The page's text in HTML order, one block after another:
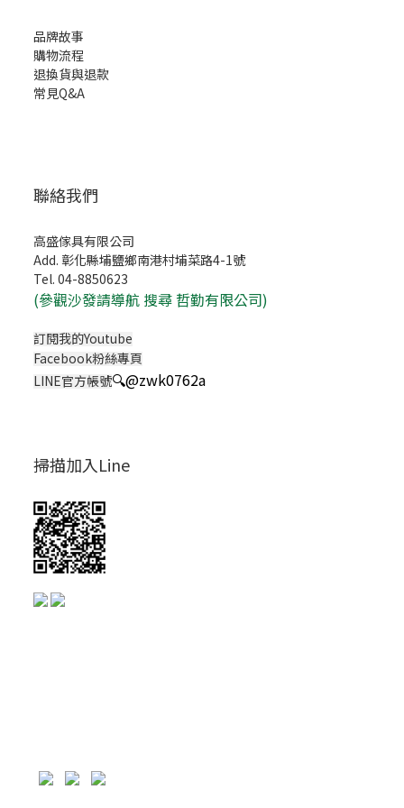
品牌故事
購物流程
退換貨與退款
常見Q&A
聯絡我們
高盛傢具有限公司
Add. 彰化縣埔鹽鄉南港村埔菜路4-1號
Tel. 04-8850623
(參觀沙發請導航 搜尋 哲勤有限公司)
訂閱我的Youtube
Facebook粉絲專頁
LINE官方帳號🔍@zwk0762a
掃描加入Line